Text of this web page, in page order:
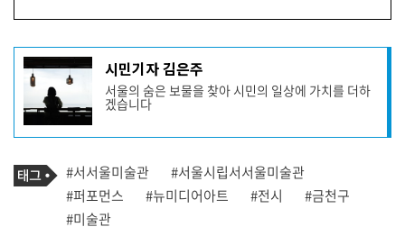
기
사
작
성
자
프
필
시민기자 김은주
서울의 숨은 보물을 찾아 시민의 일상에 가치를 더하
겠습니다
기
사
관
련
태
태
그
#서서울미술관
#서울시립서서울미술관
#퍼포먼스
#뉴미디어아트 #전시
#금천구
#미술관